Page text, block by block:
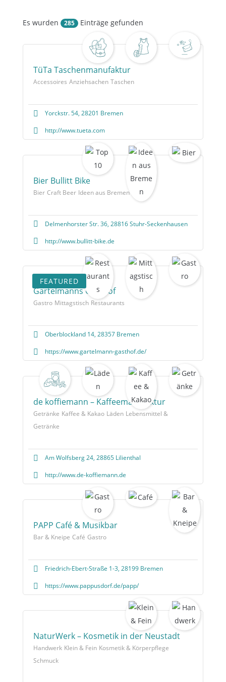
Es wurden 285 Einträge gefunden
TüTa Taschenmanufaktur
Accessoires Anziehsachen Taschen
Yorckstr. 54, 28201 Bremen
http://www.tueta.com
Bier Bullitt Bike
Bier Craft Beer Ideen aus Bremen Top 10
Delmenhorster Str. 36, 28816 Stuhr-Seckenhausen
http://www.bullitt-bike.de
FEATURED
Gartelmanns Gasthof
Gastro Mittagstisch Restaurants
Oberblockland 14, 28357 Bremen
https://www.gartelmann-gasthof.de/
de koffiemann – Kaffeemanufaktur
Getränke Kaffee & Kakao Läden Lebensmittel &
Getränke
Am Wolfsberg 24, 28865 Lilienthal
http://www.de-koffiemann.de
PAPP Café & Musikbar
Bar & Kneipe Café Gastro
Friedrich-Ebert-Straße 1-3, 28199 Bremen
https://www.pappusdorf.de/papp/
NaturWerk – Kosmetik in der Neustadt
Handwerk Klein & Fein Kosmetik & Körperpflege
Schmuck